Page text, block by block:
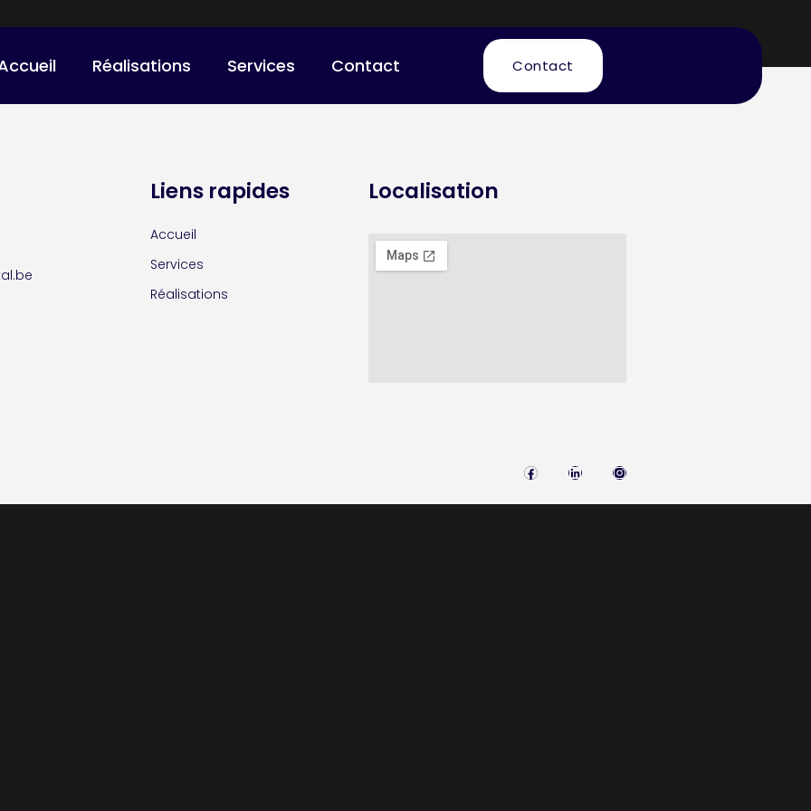
Réalisations Services Contact Contact
Liens rapides
Accueil
Services
Réalisations
Localisation